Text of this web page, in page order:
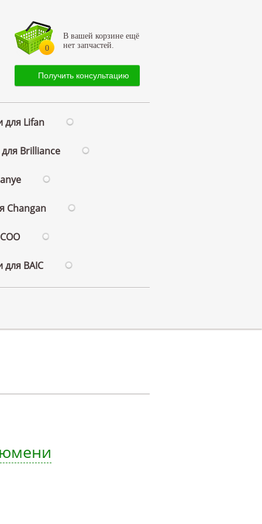
0
В вашей корзине ещё
нет запчастей.
Получить консультацию
для Lifan
Brilliance
Changan
для BAIC